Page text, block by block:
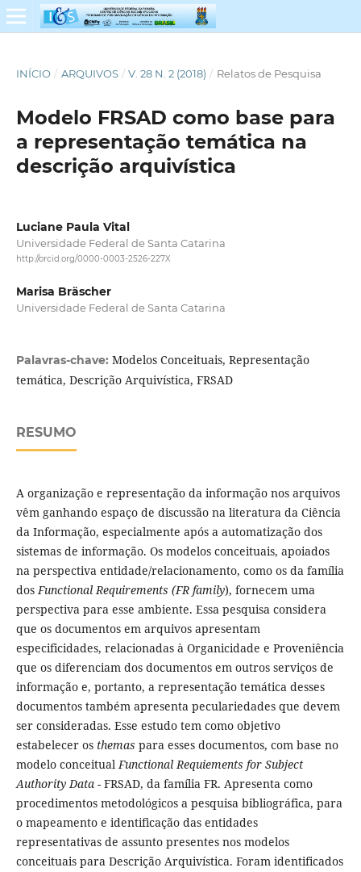
INÍCIO / ARQUIVOS / V. 28 N. 2 (2018) / Relatos de Pesquisa
Modelo FRSAD como base para
a representação temática na
descrição arquivística
Luciane Paula Vital
Universidade Federal de Santa Catarina
http://orcid.org/0000-0003-2526-227X
Marisa Bräscher
Universidade Federal de Santa Catarina
Palavras-chave: Modelos Conceituais, Representação
temática, Descrição Arquivística, FRSAD
RESUMO
A organização e representação da informação nos arquivos
vêm ganhando espaço de discussão na literatura da Ciência
da Informação, especialmente após a automatização dos
sistemas de informação. Os modelos conceituais, apoiados
na perspectiva entidade/relacionamento, como os da família
dosFunctional Requirements (FR family), fornecem uma
perspectiva para esse ambiente. Essa pesquisa considera
que os documentos em arquivos apresentam
especificidades, relacionadas à Organicidade e Proveniência
que os diferenciam dos documentos em outros serviços de
informação e, portanto, a representação temática desses
documentos também apresenta peculariedades que devem
ser consideradas. Esse estudo tem como objetivo
estabelecer os themas para esses documentos, com base no
modelo conceitualFunctional Requiements for Subject
Authority Data- FRSAD, da família FR. Apresenta como
procedimentos metodológicos a pesquisa bibliográfica, para
o mapeamento e identificação das entidades
representativas de assunto presentes nos modelos
conceituais para Descrição Arquivística. Foram identificados